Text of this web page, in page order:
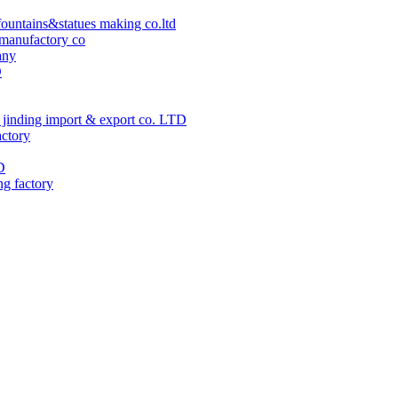
making co.ltd
co
jinding import & export co. LTD
factory